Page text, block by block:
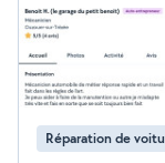
Je fais également du
COMBE ET
Réparation de